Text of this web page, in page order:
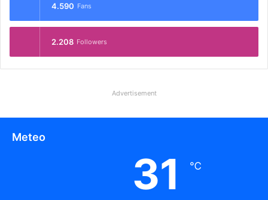
4.590 Fans
2.208 Followers
Advertisement
Meteo
31 ℃